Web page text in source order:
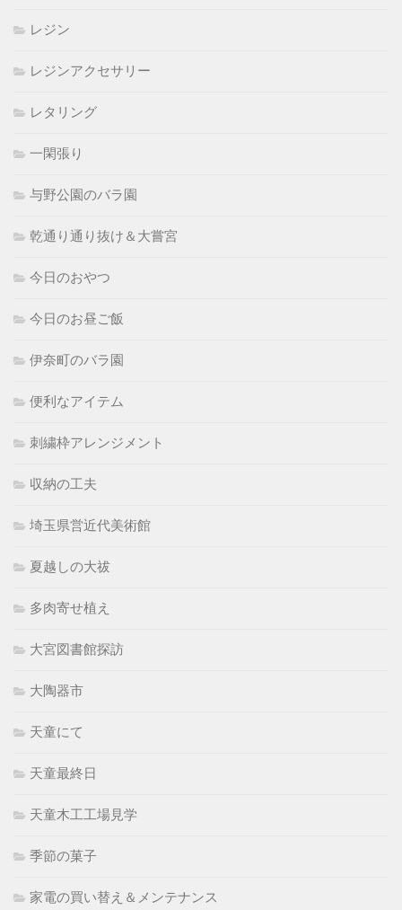
レジン
レジンアクセサリー
レタリング
一閑張り
与野公園のバラ園
乾通り通り抜け＆大嘗宮
今日のおやつ
今日のお昼ご飯
伊奈町のバラ園
便利なアイテム
刺繍枠アレンジメント
収納の工夫
埼玉県営近代美術館
夏越しの大祓
多肉寄せ植え
大宮図書館探訪
大陶器市
天童にて
天童最終日
天童木工工場見学
季節の菓子
家電の買い替え＆メンテナンス